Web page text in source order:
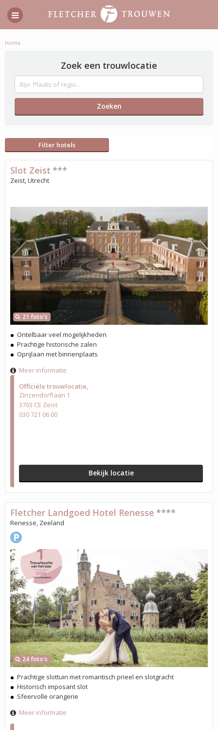
Home
Zoek een trouwlocatie
Filter hotels
Officiële trouwlocatie
Zinzendorflaan 1
3703 CE Zeist
030 721 06 00
Bekijk locatie
21 foto's
Slot Zeist ***
Zeist, Utrecht
Ontelbaar veel mogelijkheden
Prachtige historische zalen
Oprijlaan met binnenplaats
Meer informatie
24 foto's
Fletcher Landgoed Hotel Renesse ****
Renesse, Zeeland
Prachtige slottuin met romantisch prieel en slotgracht
Historisch imposant slot
Sfeervolle orangerie
Meer informatie